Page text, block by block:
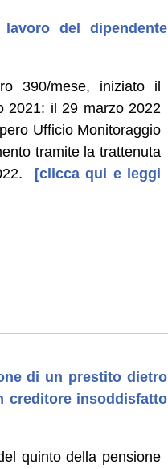
del dipendente
390/mese, iniziato il
2021: il 29 marzo 2022
Ufficio Monitoraggio
tramite la trattenuta
[clicca qui e leggi
di un prestito dietro
creditore insoddisfatto
quinto della pensione